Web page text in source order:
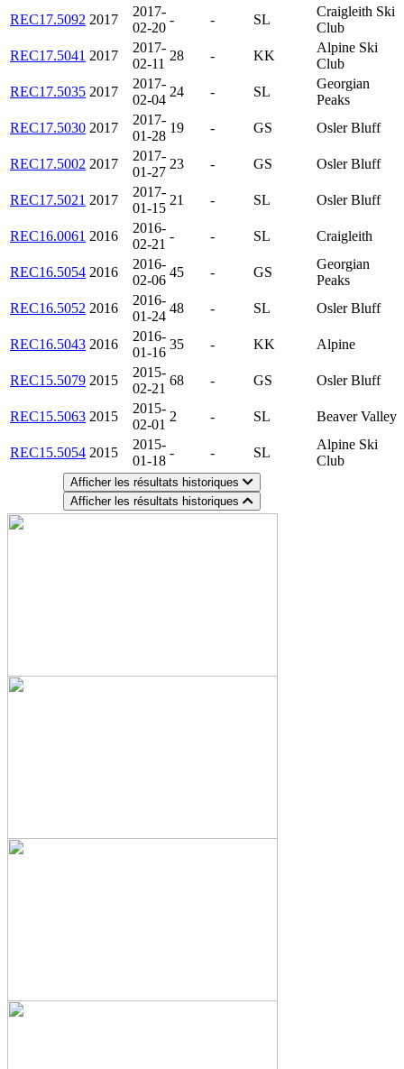
REC17.5092 2017
2017-
02-20
- - SL
Craigleith Ski
Club
REC17.5041 2017
2017-
02-11
28 - KK
Alpine Ski
Club
REC17.5035 2017
2017-
02-04
24 - SL
Georgian
Peaks
REC17.5030 2017
2017-
01-28
19 - GS Osler Bluff
REC17.5002 2017
2017-
01-27
23 - GS Osler Bluff
REC17.5021 2017
2017-
01-15
21 - SL Osler Bluff
REC16.0061 2016
2016-
02-21
- - SL Craigleith
REC16.5054 2016
2016-
02-06
45 - GS
Georgian
Peaks
REC16.5052 2016
2016-
01-24
48 - SL Osler Bluff
REC16.5043 2016
2016-
01-16
35 - KK Alpine
REC15.5079 2015
2015-
02-21
68 - GS Osler Bluff
REC15.5063 2015
2015-
02-01
2 - SL Beaver Valley
REC15.5054 2015
2015-
01-18
- - SL
Alpine Ski
Club
Afficher les résultats historiques
Afficher les résultats historiques